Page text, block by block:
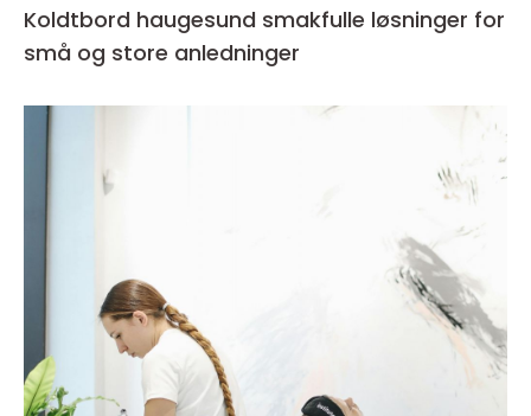
Koldtbord haugesund smakfulle løsninger for
små og store anledninger